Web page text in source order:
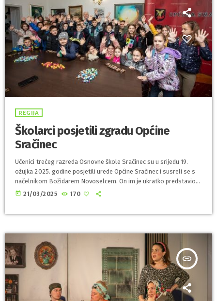
REGIJA
Školarci posjetili zgradu Općine
Sračinec
Učenici trećeg razreda Osnovne škole Sračinec su u srijedu 19.
ožujka 2025. godine posjetili urede Općine Sračinec i susreli se s
načelnikom Božidarem Novoselcem. On im je ukratko predstavio
djelokrug rada općinskog načelnika i djelatnika, a djeca su imala
today 21/03/2025 170
insert_link